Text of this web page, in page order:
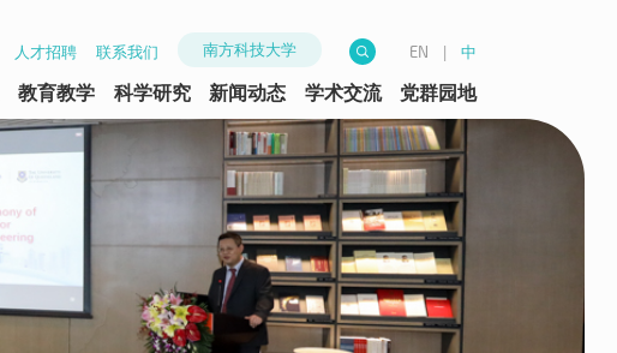
人才招聘 联系我们 南方科技大学 EN | 中
教育教学 科学研究 新闻动态 学术交流 党群园地